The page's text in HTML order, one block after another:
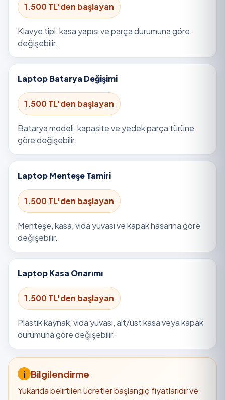
1.500 TL'den başlayan
Klavye tipi, kasa yapısı ve parça durumuna göre
değişebilir.
Laptop Batarya Değişimi
1.500 TL'den başlayan
Batarya modeli, kapasite ve yedek parça türüne
göre değişebilir.
Laptop Menteşe Tamiri
1.500 TL'den başlayan
Menteşe, kasa, vida yuvası ve kapak hasarına göre
değişebilir.
Laptop Kasa Onarımı
1.500 TL'den başlayan
Plastik kaynak, vida yuvası, alt/üst kasa veya kapak
durumuna göre değişebilir.
Bilgilendirme
Yukarıda belirtilen ücretler başlangıç fiyatlarıdır ve